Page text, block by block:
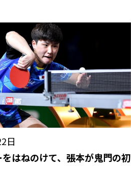
日
はねのけて、張本が鬼門の初